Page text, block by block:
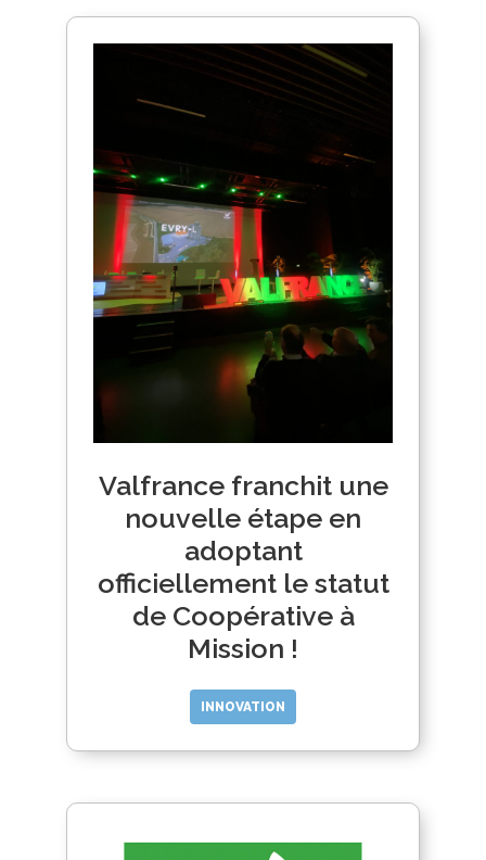
Valfrance franchit une
nouvelle étape en
adoptant
officiellement le statut
de Coopérative à
Mission !
INNOVATION